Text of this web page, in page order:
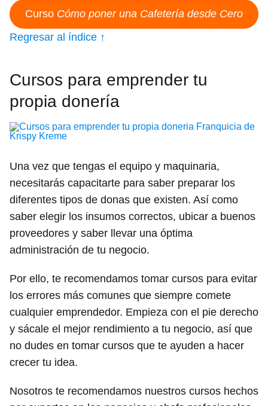
Curso Cómo poner una Cafetería desde Cero
Regresar al índice ↑
Cursos para emprender tu
propia donería
Una vez que tengas el equipo y maquinaria,
necesitarás capacitarte para saber preparar los
diferentes tipos de donas que existen. Así como
saber elegir los insumos correctos, ubicar a buenos
proveedores y saber llevar una óptima
administración de tu negocio.
Por ello, te recomendamos tomar cursos para evitar
los errores más comunes que siempre comete
cualquier emprendedor. Empieza con el pie derecho
y sácale el mejor rendimiento a tu negocio, así que
no dudes en tomar cursos que te ayuden a hacer
crecer tu idea.
Nosotros te recomendamos nuestros cursos hechos